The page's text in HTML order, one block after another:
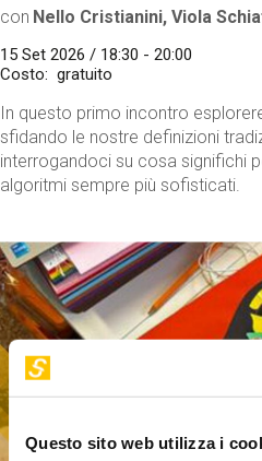
Questo sito web utilizza i
con Nello Cristianini, Viola
15 Set 2026 / 18:30 - 20:00
Costo
gratuito
In questo primo incontro
sfidando le nostre definizioni
interrogandoci su cosa significhi
algoritmi sempre più sofisticati.